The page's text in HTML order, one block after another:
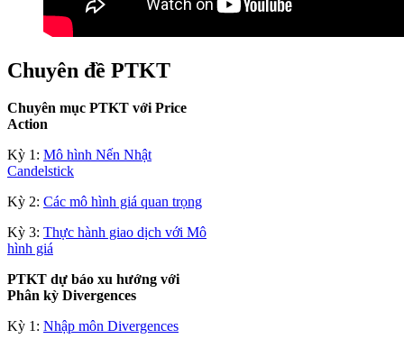
Chuyên đề PTKT
Chuyên mục PTKT với Price
Action
Kỳ 1: Mô hình Nến Nhật
Candelstick
Kỳ 2: Các mô hình giá quan trọng
Kỳ 3: Thực hành giao dịch với Mô
hình giá
PTKT dự báo xu hướng với
Phân kỳ Divergences
Kỳ 1: Nhập môn Divergences